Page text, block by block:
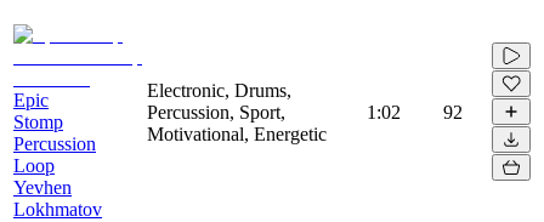
Epic
Stomp
Percussion
Loop
Yevhen
Lokhmatov
Electronic, Drums,
Percussion, Sport,
Motivational, Energetic
1:02 92